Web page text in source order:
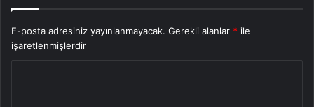
E-posta adresiniz yayınlanmayacak. Gerekli alanlar * ile
işaretlenmişlerdir